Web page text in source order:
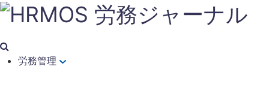
労務管理